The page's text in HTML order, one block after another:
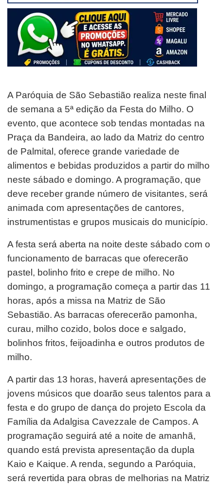
A Paróquia de São Sebastião realiza neste final
de semana a 5ª edição da Festa do Milho. O
evento, que acontece sob tendas montadas na
Praça da Bandeira, ao lado da Matriz do centro
de Palmital, oferece grande variedade de
alimentos e bebidas produzidos a partir do milho
neste sábado e domingo. A programação, que
deve receber grande número de visitantes, será
animada com apresentações de cantores,
instrumentistas e grupos musicais do município.
A festa será aberta na noite deste sábado com o
funcionamento de barracas que oferecerão
pastel, bolinho frito e crepe de milho. No
domingo, a programação começa a partir das 11
horas, após a missa na Matriz de São
Sebastião. As barracas oferecerão pamonha,
curau, milho cozido, bolos doce e salgado,
bolinhos fritos, feijoadinha e outros produtos de
milho.
A partir das 13 horas, haverá apresentações de
jovens músicos que doarão seus talentos para a
festa e do grupo de dança do projeto Escola da
Família da Adalgisa Cavezzale de Campos. A
programação seguirá até a noite de amanhã,
quando está prevista apresentação da dupla
Kaio e Kaique. A renda, segundo a Paróquia,
será revertida para obras de melhorias na Matriz